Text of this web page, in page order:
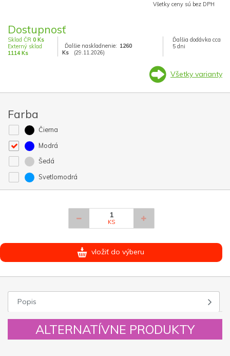
Všetky ceny sú bez DPH
Dostupnosť
Sklad ČR 0 Ks
Externý sklad
1114 Ks
Ďalšie naskladnenie: 1260
Ks
(29.11.2026)
Ďalšia dodávka cca
5 dni
Všetky varianty
Farba
Čierna
Modrá
Šedá
Svetlomodrá
KS
vložiť do výberu
Popis
ALTERNATÍVNE PRODUKTY